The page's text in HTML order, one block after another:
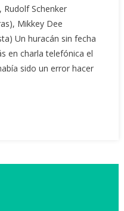
Rudolf Schenker
Mikkey Dee
Un huracán sin fecha
en charla telefónica el
sido un error hacer